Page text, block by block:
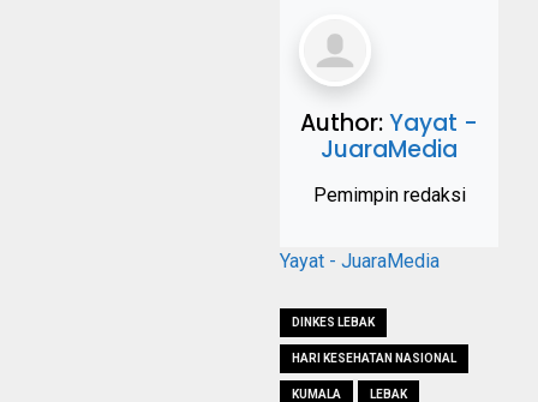
Author:Yayat -
JuaraMedia
Pemimpin redaksi
Yayat - JuaraMedia
DINKES LEBAK
HARI KESEHATAN NASIONAL
KUMALA LEBAK